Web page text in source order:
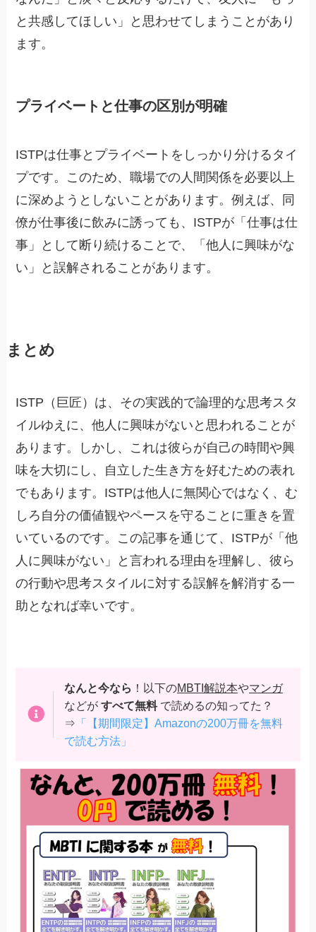
と共感してほしい」と思わせてしまうことがあり
ます。
プライベートと仕事の区別が明確
ISTPは仕事とプライベートをしっかり分けるタイ
プです。このため、職場での人間関係を必要以上
に深めようとしないことがあります。例えば、同
僚が仕事後に飲みに誘っても、ISTPが「仕事は仕
事」として断り続けることで、「他人に興味がな
い」と誤解されることがあります。
まとめ
ISTP（巨匠）は、その実践的で論理的な思考スタ
イルゆえに、他人に興味がないと思われることが
あります。しかし、これは彼らが自己の時間や興
味を大切にし、自立した生き方を好むための表れ
でもあります。ISTPは他人に無関心ではなく、む
しろ自分の価値観やペースを守ることに重きを置
いているのです。この記事を通じて、ISTPが「他
人に興味がない」と言われる理由を理解し、彼ら
の行動や思考スタイルに対する誤解を解消する一
助となれば幸いです。
なんと今なら ！以下のMBTI解説本やマンガ
などが すべて無料で読めるの知ってた？
⇒ 「【期間限定】Amazonの200万冊を無料
で読む方法」